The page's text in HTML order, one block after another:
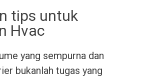
tips untuk
Hvac
yang sempurna dan
bukanlah tugas yang